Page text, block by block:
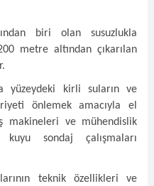
biri olan susuzlukla
metre altından çıkarılan
yüzeydeki kirli suların ve
önlemek amacıyla el
makineleri ve mühendislik
sondaj çalışmaları
teknik özellikleri ve